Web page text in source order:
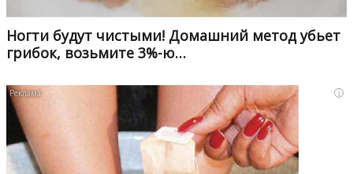
Ногти будут чистыми! Домашний метод убьет
грибок, возьмите 3%-ю…
i